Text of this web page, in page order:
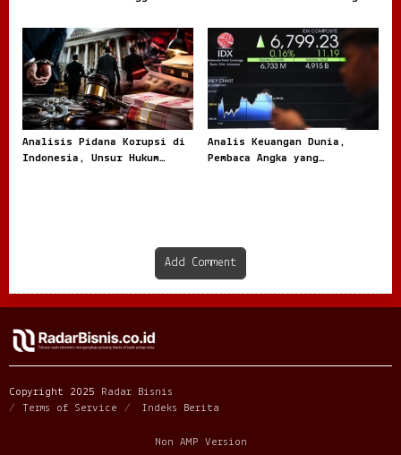
Analisis Pidana Korupsi di
Indonesia, Unsur Hukum
Analis Keuangan Dunia,
Pembaca Angka yang
Add Comment
Copyright 2025
Radar Bisnis
Terms of Service
Indeks Berita
Non AMP Version